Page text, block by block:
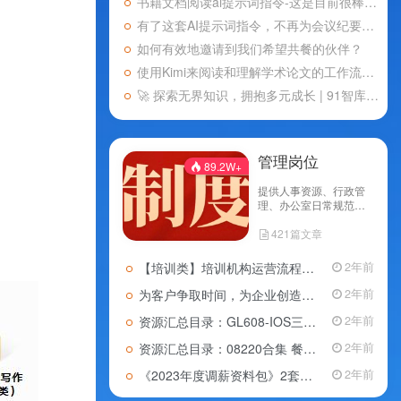
有了这套AI提示词指令，不再为会议纪要烦恼！轻松搞定商务会议、技术研讨会、学术会议等各种会议
如何有效地邀请到我们希望共餐的伙伴？
使用Kimi来阅读和理解学术论文的工作流分享
🚀 探索无界知识，拥抱多元成长 | 91智库网 🌟
89.2W+ 管理岗位
提供人事资源、行政管
理、办公室日常规范、
仓储管理、项目管理、
421篇文章
【培训类】培训机构运营流程的方案 2年前
为客户争取时间，为企业创造利润：10页「物流部门工作流程大全」分享 2年前
资源汇总目录：GL608-IOS三合一全套管理体系资料，共818份文档资料 2年前
资源汇总目录：08220合集 餐饮行业运营管理手册（管理+服务+厨房+采购+质量+财务+人事手册等），共71份文档资料 2年前
《2023年度调薪资料包》2套年度调薪PPT，45份年度调薪资料表格 2年前